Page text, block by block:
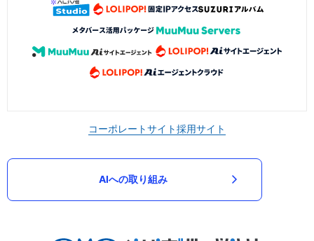
コーポレートサイト採用サイト
AIへの取り組み